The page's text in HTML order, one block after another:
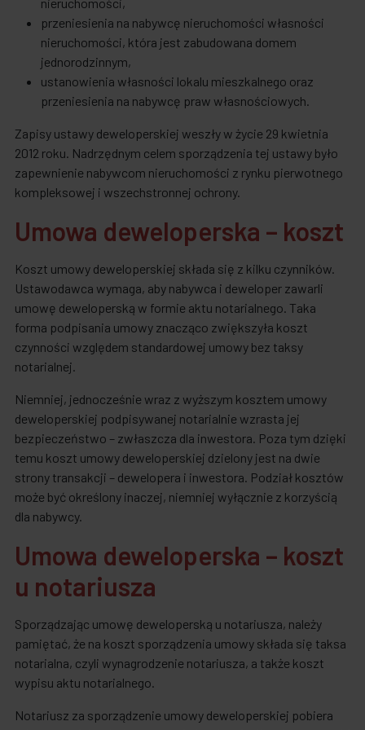
przeniesienia na nabywcę nieruchomości własności
nieruchomości, która jest zabudowana domem
jednorodzinnym,
ustanowienia własności lokalu mieszkalnego oraz
przeniesienia na nabywcę praw własnościowych.
Zapisy ustawy deweloperskiej weszły w życie 29 kwietnia
2012 roku. Nadrzędnym celem sporządzenia tej ustawy było
zapewnienie nabywcom nieruchomości z rynku pierwotnego
kompleksowej i wszechstronnej ochrony.
Umowa deweloperska – koszt
Koszt umowy deweloperskiej składa się z kilku czynników.
Ustawodawca wymaga, aby nabywca i deweloper zawarli
umowę deweloperską w formie aktu notarialnego. Taka
forma podpisania umowy znacząco zwiększyła koszt
czynności względem standardowej umowy bez taksy
notarialnej.
Niemniej, jednocześnie wraz z wyższym kosztem umowy
deweloperskiej podpisywanej notarialnie wzrasta jej
bezpieczeństwo – zwłaszcza dla inwestora. Poza tym dzięki
temu koszt umowy deweloperskiej dzielony jest na dwie
strony transakcji – dewelopera i inwestora. Podział kosztów
może być określony inaczej, niemniej wyłącznie z korzyścią
dla nabywcy.
Umowa deweloperska – koszt
u notariusza
Sporządzając umowę deweloperską u notariusza, należy
pamiętać, że na koszt sporządzenia umowy składa się taksa
notarialna, czyli wynagrodzenie notariusza, a także koszt
wypisu aktu notarialnego.
Notariusz za sporządzenie umowy deweloperskiej pobiera